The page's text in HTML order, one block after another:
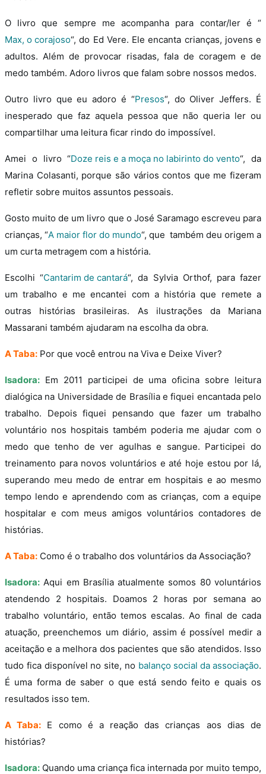
O livro que sempre me acompanha para contar/ler é “
Max, o corajoso“, do Ed Vere. Ele encanta crianças, jovens e
adultos. Além de provocar risadas, fala de coragem e de
medo também. Adoro livros que falam sobre nossos medos.
Outro livro que eu adoro é “Presos“, do Oliver Jeffers. É
inesperado que faz aquela pessoa que não queria ler ou
compartilhar uma leitura ficar rindo do impossível.
Amei o livro “Doze reis e a moça no labirinto do vento“, da
Marina Colasanti, porque são vários contos que me fizeram
refletir sobre muitos assuntos pessoais.
Gosto muito de um livro que o José Saramago escreveu para
crianças, “A maior flor do mundo“, que também deu origem a
um curta metragem com a história.
Escolhi “Cantarim de cantará“, da Sylvia Orthof, para fazer
um trabalho e me encantei com a história que remete a
outras histórias brasileiras. As ilustrações da Mariana
Massarani também ajudaram na escolha da obra.
A Taba: Por que você entrou na Viva e Deixe Viver?
Isadora: Em 2011 participei de uma oficina sobre leitura
dialógica na Universidade de Brasília e fiquei encantada pelo
trabalho. Depois fiquei pensando que fazer um trabalho
voluntário nos hospitais também poderia me ajudar com o
medo que tenho de ver agulhas e sangue. Participei do
treinamento para novos voluntários e até hoje estou por lá,
superando meu medo de entrar em hospitais e ao mesmo
tempo lendo e aprendendo com as crianças, com a equipe
hospitalar e com meus amigos voluntários contadores de
histórias.
A Taba: Como é o trabalho dos voluntários da Associação?
Isadora: Aqui em Brasília atualmente somos 80 voluntários
atendendo 2 hospitais. Doamos 2 horas por semana ao
trabalho voluntário, então temos escalas. Ao final de cada
atuação, preenchemos um diário, assim é possível medir a
aceitação e a melhora dos pacientes que são atendidos. Isso
tudo fica disponível no site, no balanço social da associação.
É uma forma de saber o que está sendo feito e quais os
resultados isso tem.
A Taba: E como é a reação das crianças aos dias de
histórias?
Isadora: Quando uma criança fica internada por muito tempo,